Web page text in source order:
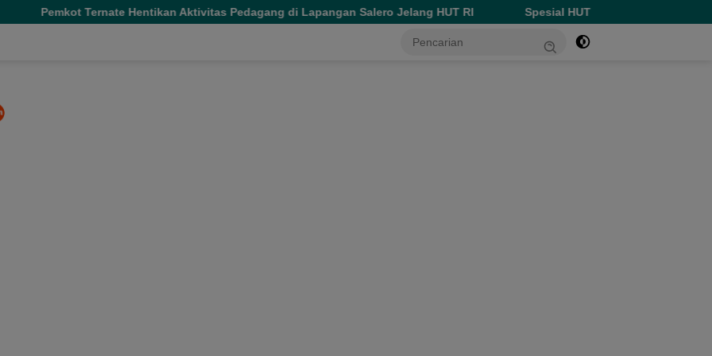
Ternate Hentikan Aktivitas Pedagang di Lapangan Salero Jelang HUT RI Spesial HUT ke-81 RI, Perumda Ake Gaale